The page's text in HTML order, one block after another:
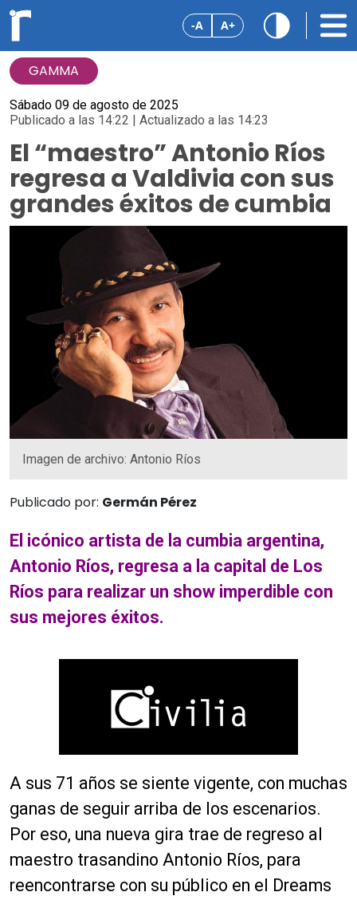
-A A+
GAMMA
Sábado 09 de agosto de 2025
Publicado a las 14:22 | Actualizado a las 14:23
El “maestro” Antonio Ríos
regresa a Valdivia con sus
grandes éxitos de cumbia
Imagen de archivo: Antonio Ríos
Publicado por: Germán Pérez
El icónico artista de la cumbia argentina,
Antonio Ríos, regresa a la capital de Los
Ríos para realizar un show imperdible con
sus mejores éxitos.
A sus 71 años se siente vigente, con muchas
ganas de seguir arriba de los escenarios.
Por eso, una nueva gira trae de regreso al
maestro trasandino Antonio Ríos, para
reencontrarse con su público en el Dreams